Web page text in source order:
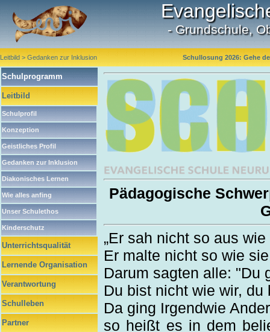
- Grundschule,
Leitbild > Gedanken zur Inklusion Schullosung 2026: Gehe
Schulprogramm
Leitbild
Schulprofil
Konzeption
Geistliches Profil
Gedanken zur Inklusion
Diakonisches Lernen
Wie alles anfing
Unser Schulethos
Kinderschutz
Unterrichtsqualität
Lernende Organisation
Verantwortung
Schulleben
Partner
Pädagogische
„Er sah nicht so aus
Er malte nicht so wie
Darum sagten alle: "Du
Du bist nicht wie wir,
Da ging Irgendwie
so heißt es in dem